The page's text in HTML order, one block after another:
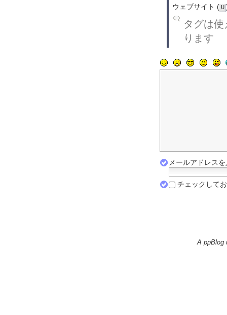
ウェブサイト ( U
タグは
ります
メールアドレス
チェックして
A ppBlog